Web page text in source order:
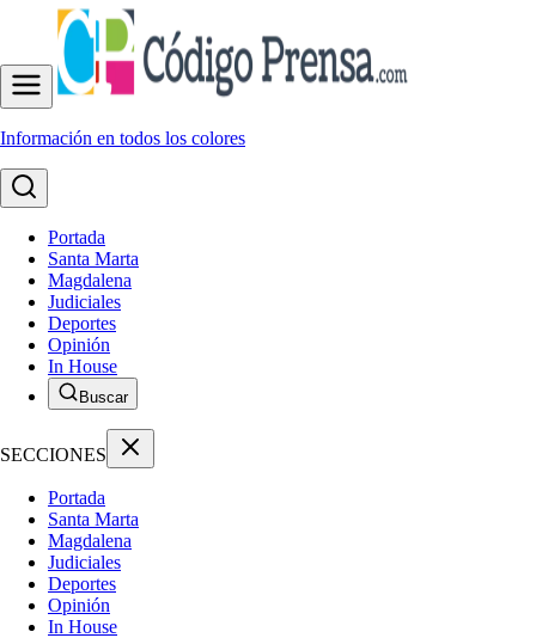
Información en todos los colores
Portada
Santa Marta
Magdalena
Judiciales
Deportes
Opinión
In House
Buscar
SECCIONES
Portada
Santa Marta
Magdalena
Judiciales
Deportes
Opinión
In House